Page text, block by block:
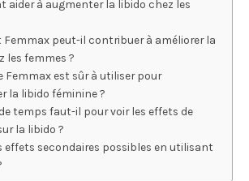
aider à augmenter la libido chez les
Femmax peut-il contribuer à améliorer la
les femmes ?
Femmax est sûr à utiliser pour
la libido féminine ?
temps faut-il pour voir les effets de
la libido ?
effets secondaires possibles en utilisant